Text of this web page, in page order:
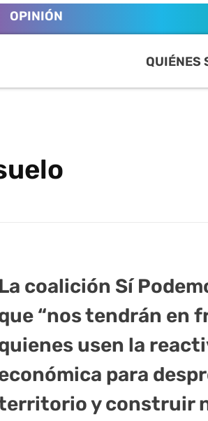
OPINIÓN
QUIÉNES
La coalición Sí
“nos tendrán en
usen la
para
y construir